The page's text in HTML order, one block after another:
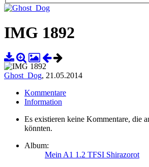
IMG 1892
Ghost_Dog, 21.05.2014
Kommentare
Information
Es existieren keine Kommentare, die
könnten.
Album:
Mein A1 1.2 TFSI Shirazorot